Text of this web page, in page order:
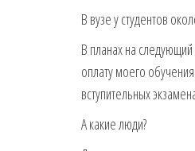
В вузе у студентов
В планах на следующий
оплату моего
вступительных
А какие люди?